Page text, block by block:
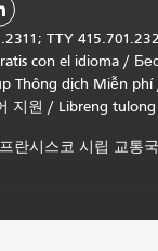
TTY
con el idioma /
Thông dịch Miễn phí
지원 / Libreng
란시스코 시립 교통